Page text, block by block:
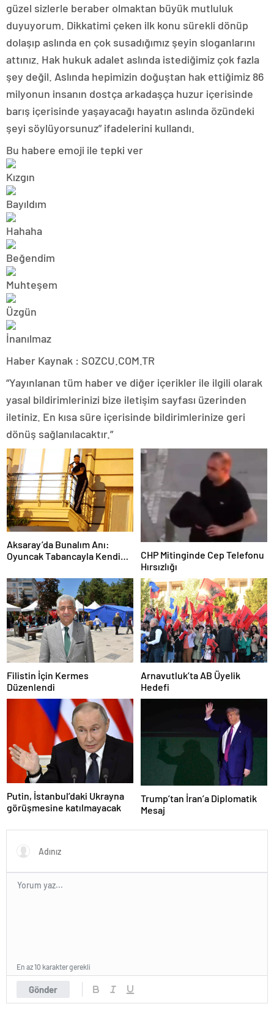
güzel sizlerle beraber olmaktan büyük mutluluk
duyuyorum. Dikkatimi çeken ilk konu sürekli dönüp
dolaşıp aslında en çok susadığımız şeyin sloganlarını
attınız. Hak hukuk adalet aslında istediğimiz çok fazla
şey değil. Aslında hepimizin doğuştan hak ettiğimiz 86
milyonun insanın dostça arkadaşça huzur içerisinde
barış içerisinde yaşayacağı hayatın aslında özündeki
şeyi söylüyorsunuz” ifadelerini kullandı.
Bu habere emoji ile tepki ver
Haber Kaynak : SOZCU.COM.TR
“Yayınlanan tüm haber ve diğer içerikler ile ilgili olarak
yasal bildirimlerinizi bize iletişim sayfası üzerinden
iletiniz. En kısa süre içerisinde bildirimlerinize geri
dönüş sağlanılacaktır.”
Aksaray’da Bunalım Anı:
Oyuncak Tabancayla Kendine
CHP Mitinginde Cep Telefonu
Hırsızlığı
Filistin İçin Kermes
Düzenlendi
Arnavutluk’ta AB Üyelik
Hedefi
Putin, İstanbul’daki Ukrayna
görüşmesine katılmayacak
Trump’tan İran’a Diplomatik
Mesaj
Gönder
En az 10 karakter gerekli